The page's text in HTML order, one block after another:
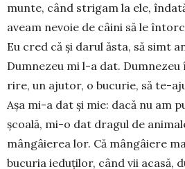
munte, când strigam la ele,
aveam nevoie de câini să le
Eu cred că și darul ăsta, să simt
Dum­nezeu mi l-a dat.
rire, un ajutor, o bucurie, să te-
Așa mi-a dat și mie: dacă nu am
școală, mi-o dat dragul de
mângâierea lor. Că mângâiere
bucuria ieduților, când vii acasă,